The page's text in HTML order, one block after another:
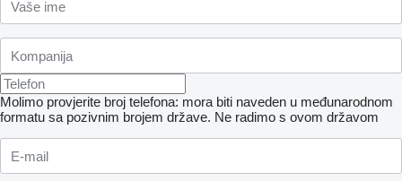
Molimo provjerite broj telefona: mora biti naveden u međunarodnom
formatu sa pozivnim brojem države. Ne radimo s ovom državom